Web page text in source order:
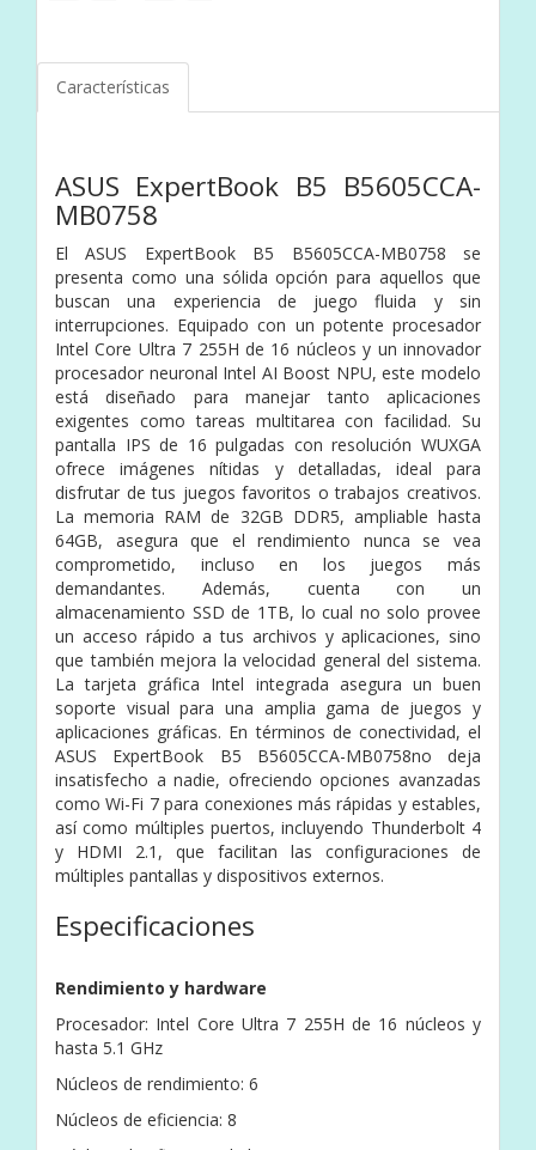
Características
ASUS ExpertBook B5 B5605CCA-
MB0758
El ASUS ExpertBook B5 B5605CCA-MB0758 se
presenta como una sólida opción para aquellos que
buscan una experiencia de juego fluida y sin
interrupciones. Equipado con un potente procesador
Intel Core Ultra 7 255H de 16 núcleos y un innovador
procesador neuronal Intel AI Boost NPU, este modelo
está diseñado para manejar tanto aplicaciones
exigentes como tareas multitarea con facilidad. Su
pantalla IPS de 16 pulgadas con resolución WUXGA
ofrece imágenes nítidas y detalladas, ideal para
disfrutar de tus juegos favoritos o trabajos creativos.
La memoria RAM de 32GB DDR5, ampliable hasta
64GB, asegura que el rendimiento nunca se vea
comprometido, incluso en los juegos más
demandantes. Además, cuenta con un
almacenamiento SSD de 1TB, lo cual no solo provee
un acceso rápido a tus archivos y aplicaciones, sino
que también mejora la velocidad general del sistema.
La tarjeta gráfica Intel integrada asegura un buen
soporte visual para una amplia gama de juegos y
aplicaciones gráficas. En términos de conectividad, el
ASUS ExpertBook B5 B5605CCA-MB0758no deja
insatisfecho a nadie, ofreciendo opciones avanzadas
como Wi-Fi 7 para conexiones más rápidas y estables,
así como múltiples puertos, incluyendo Thunderbolt 4
y HDMI 2.1, que facilitan las configuraciones de
múltiples pantallas y dispositivos externos.
Especificaciones
Rendimiento y hardware
Procesador: Intel Core Ultra 7 255H de 16 núcleos y
hasta 5.1 GHz
Núcleos de rendimiento: 6
Núcleos de eficiencia: 8